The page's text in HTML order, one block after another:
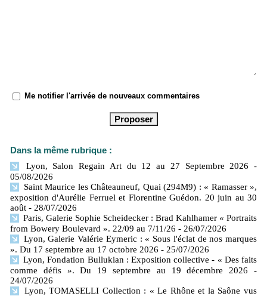
Me notifier l'arrivée de nouveaux commentaires
Dans la même rubrique :
Lyon, Salon Regain Art du 12 au 27 Septembre 2026
-
05/08/2026
Saint Maurice les Châteauneuf, Quai (294M9) : « Ramasser »,
exposition d'Aurélie Ferruel et Florentine Guédon. 20 juin au 30
août - 28/07/2026
Paris, Galerie Sophie Scheidecker : Brad Kahlhamer « Portraits
from Bowery Boulevard ». 22/09 au 7/11/26 - 26/07/2026
Lyon, Galerie Valérie Eymeric : « Sous l'éclat de nos marques
». Du 17 septembre au 17 octobre 2026 - 25/07/2026
Lyon, Fondation Bullukian : Exposition collective - « Des faits
comme défis ». Du 19 septembre au 19 décembre 2026
-
24/07/2026
Lyon, TOMASELLI Collection : « Le Rhône et la Saône vus